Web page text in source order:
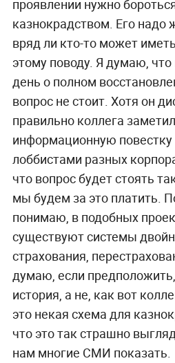
проявлении нужно
казнокрадством. Его надо
вряд ли кто-то может
этому поводу. Я думаю,
день о полном
вопрос не стоит. Хотя он
правильно коллега
информационную
лоббистами разных
что вопрос будет стоять
мы будем за это платить.
понимаю, в подобных
существуют системы
страхования,
думаю, если
история, а не, как вот
это некая схема для
что это так страшно
нам многие СМИ показать.